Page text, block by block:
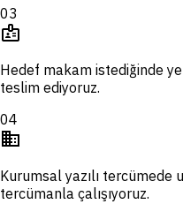
03
badge
Hedef makam istediğinde
teslim ediyoruz.
04
domain
Kurumsal yazılı tercümede
tercümanla çalışıyoruz.